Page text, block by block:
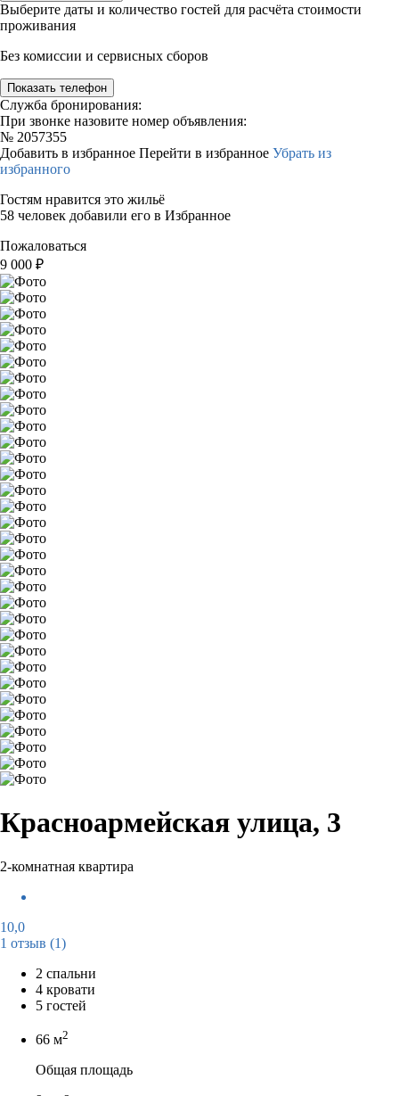
Выберите даты и количество гостей для расчёта стоимости
проживания
Без комиссии и сервисных сборов
Показать телефон
Служба бронирования:
При звонке назовите номер объявления:
№ 2057355
Добавить в избранное Перейти в избранное Убрать из
избранного
Гостям нравится это жильё
58 человек добавили его в Избранное
Пожаловаться
9 000 ₽
Красноармейская улица, 3
2-комнатная квартира
10,0
1 отзыв (1)
2 спальни
4 кровати
5 гостей
66 м2
Общая площадь